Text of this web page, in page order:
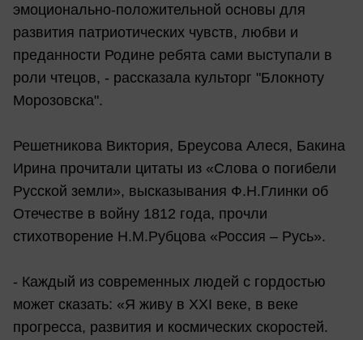
эмоционально-положительной основы для
развития патриотических чувств, любви и
преданности Родине ребята сами выступали в
роли чтецов, - рассказала культорг "Блокноту
Морозовска".
Решетникова Виктория, Бреусова Алеся, Бакина
Ирина прочитали цитаты из «Слова о погибели
Русской земли», высказывания Ф.Н.Глинки об
Отечестве в войну 1812 года, прочли
стихотворение Н.М.Рубцова «Россия – Русь».
- Каждый из современных людей с гордостью
может сказать: «Я живу в XXI веке, в веке
прогресса, развития и космических скоростей.